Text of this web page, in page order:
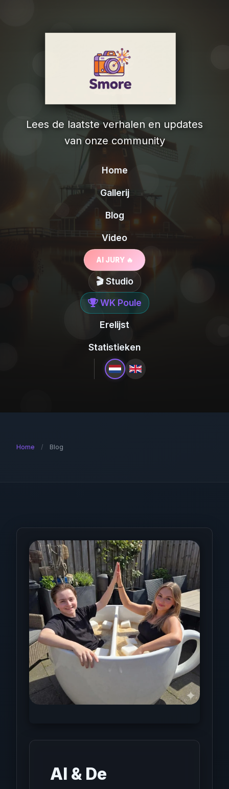
Lees de laatste verhalen en updates
van onze community
Home
Gallerij
Blog
Video
AI JURY 🔥
🎬 Studio
WK Poule
Erelijst
Statistieken
Home / Blog
AI & De